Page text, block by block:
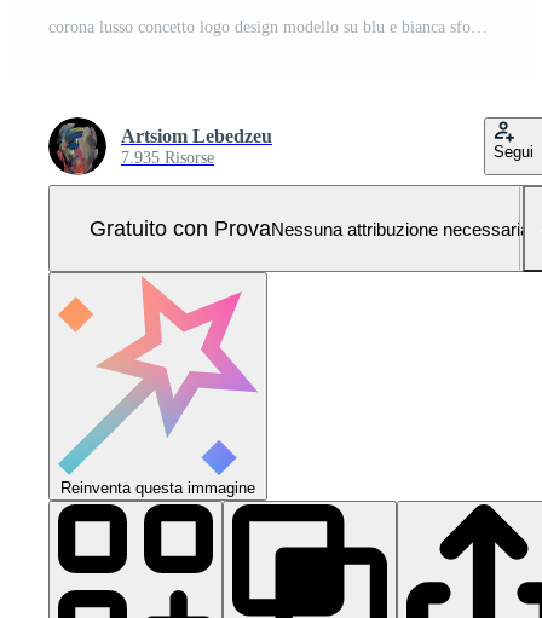
corona lusso concetto logo design modello su blu e bianca sfondo. logotipo vettore cartello Pro Vettoriale e Pro SVG
Artsiom Lebedzeu
7.935 Risorse Segui
Gratuito con ProvaNessuna attribuzione necessaria
Reinventa questa immagine